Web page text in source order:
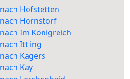
Hofstetten
Hornstorf
Im Königreich
Ittling
Kagers
Kay